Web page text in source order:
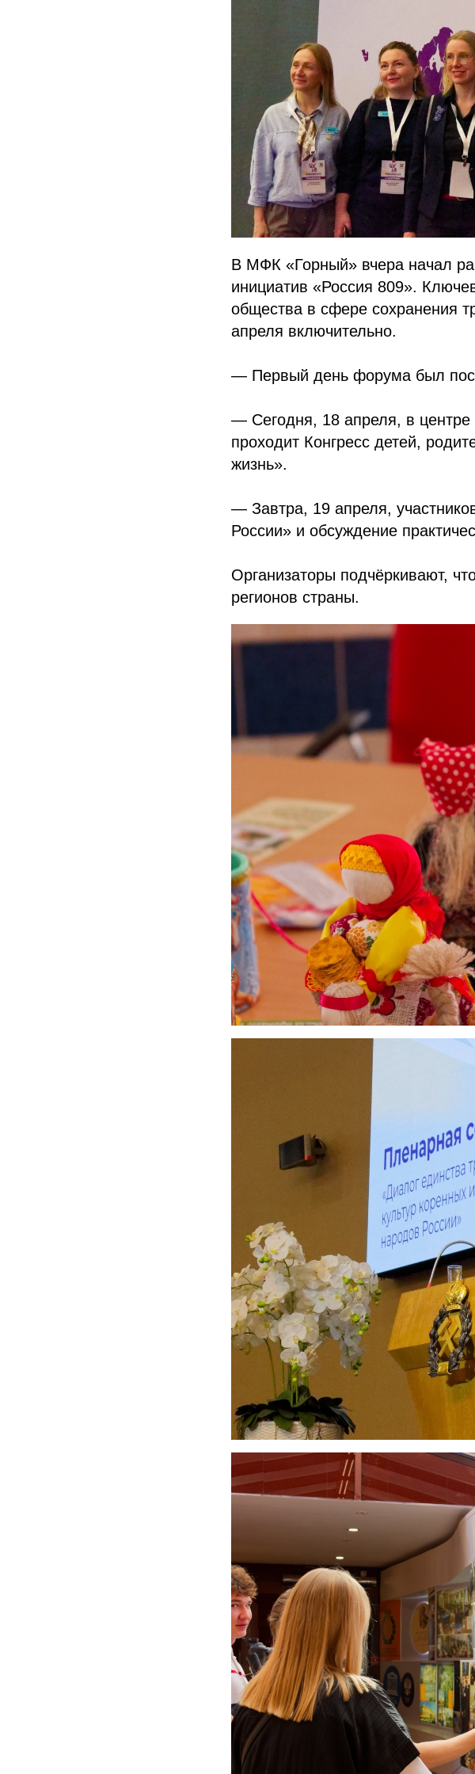
В МФК «Горный» вчера начал
инициатив «Россия 809».
общества в сфере сохранения
апреля включительно.
— Первый день форума был
— Сегодня, 18 апреля, в
проходит Конгресс детей,
жизнь».
— Завтра, 19 апреля,
России» и обсуждение
Организаторы подчёркивают,
регионов страны.